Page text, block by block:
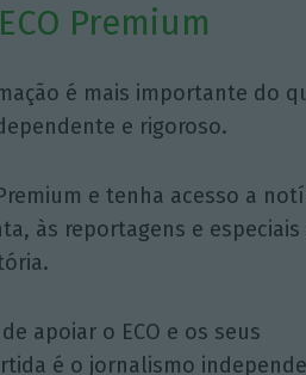
Premium
é mais importante do
e rigoroso.
e tenha acesso a
às reportagens e especiais
apoiar o ECO e os seus
é o jornalismo